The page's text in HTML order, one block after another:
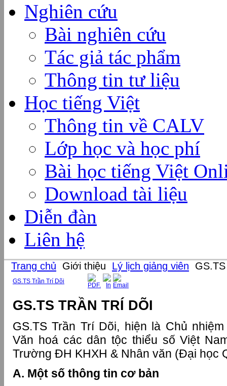
Nghiên cứu
Bài nghiên cứu
Tác giả tác phẩm
Thông tin tư liệu
Học tiếng Việt
Thông tin về CALV
Lớp học và học phí
Bài học tiếng Việt
Download tài liệu
Diễn đàn
Liên hệ
Trang chủ Giới thiệu Lý lịch giảng viên
GS.TS Trần Trí Dõi
GS.TS TRẦN TRÍ DÕI
GS.TS Trần Trí Dõi, hiện là Chủ
Văn hoá các dân tộc thiểu số Việt
Trường ĐH KHXH & Nhân văn (Đại học
A. Một số thông tin cơ bản